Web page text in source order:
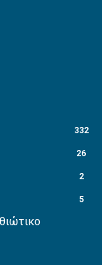
332
26
2
5